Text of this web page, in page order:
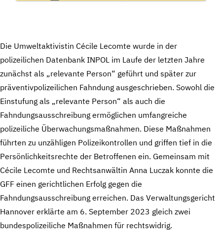
Die Umweltaktivistin Cécile Lecomte wurde in der
polizeilichen Datenbank INPOL im Laufe der letzten Jahre
zunächst als „relevante Person“ geführt und später zur
präventivpolizeilichen Fahndung ausgeschrieben. Sowohl die
Einstufung als „relevante Person“ als auch die
Fahndungsausschreibung ermöglichen umfangreiche
polizeiliche Überwachungsmaßnahmen. Diese Maßnahmen
führten zu unzähligen Polizeikontrollen und griffen tief in die
Persönlichkeitsrechte der Betroffenen ein. Gemeinsam mit
Cécile Lecomte und Rechtsanwältin Anna Luczak konnte die
GFF einen gerichtlichen Erfolg gegen die
Fahndungsausschreibung erreichen. Das Verwaltungsgericht
Hannover erklärte am 6. September 2023 gleich zwei
bundespolizeiliche Maßnahmen für rechtswidrig.